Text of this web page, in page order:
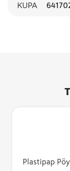
KUPA
Plastipap